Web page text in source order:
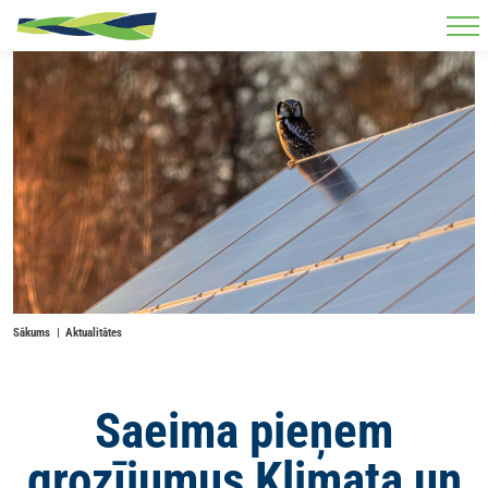
Skip to main content
Sākums Aktualitātes
Saeima pieņem